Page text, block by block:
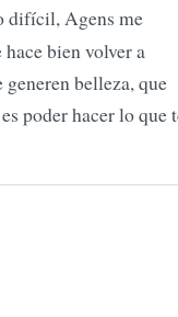
difícil, Agens me
bien volver a
generen belleza, que
poder hacer lo que